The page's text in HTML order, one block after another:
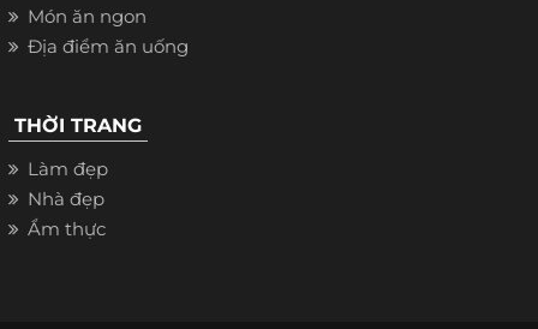
Món ăn ngon
Địa điểm ăn uống
THỜI TRANG
Làm đẹp
Nhà đẹp
Ẩm thực